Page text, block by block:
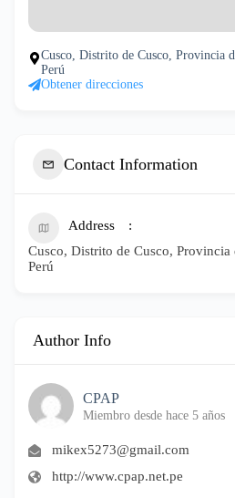
Cusco, Distrito de Cusco, Provincia
Perú
Obtener direcciones
Contact Information
Address
Cusco, Distrito de Cusco,
Perú
Author Info
CPAP
Miembro desde hace 5 años
mikex5273@gmail.com
http://www.cpap.net.pe